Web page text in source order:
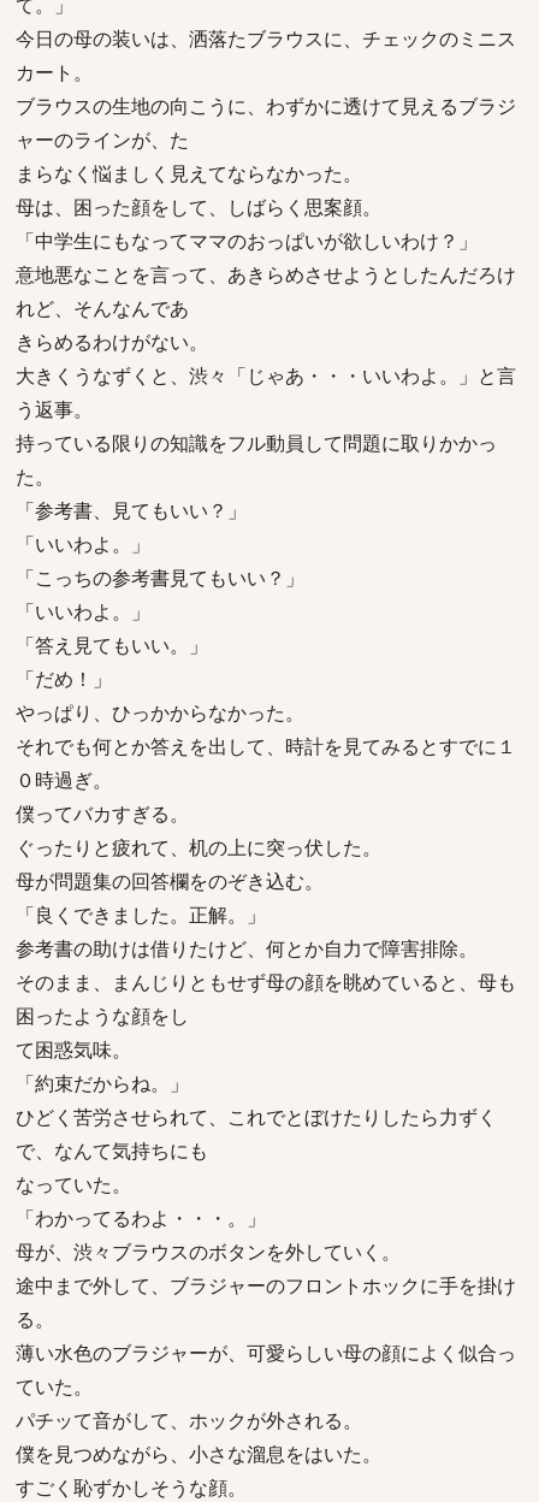
今日の母の装いは、洒落たブラウスに、チェックのミニス
カート。
ブラウスの生地の向こうに、わずかに透けて見えるブラジ
ャーのラインが、た
まらなく悩ましく見えてならなかった。
母は、困った顔をして、しばらく思案顔。
「中学生にもなってママのおっぱいが欲しいわけ？」
意地悪なことを言って、あきらめさせようとしたんだろけ
れど、そんなんであ
きらめるわけがない。
大きくうなずくと、渋々「じゃあ・・・いいわよ。」と言
う返事。
持っている限りの知識をフル動員して問題に取りかかっ
た。
「参考書、見てもいい？」
「いいわよ。」
「こっちの参考書見てもいい？」
「いいわよ。」
「答え見てもいい。」
「だめ！」
やっぱり、ひっかからなかった。
それでも何とか答えを出して、時計を見てみるとすでに１
０時過ぎ。
僕ってバカすぎる。
ぐったりと疲れて、机の上に突っ伏した。
母が問題集の回答欄をのぞき込む。
「良くできました。正解。」
参考書の助けは借りたけど、何とか自力で障害排除。
そのまま、まんじりともせず母の顔を眺めていると、母も
困ったような顔をし
て困惑気味。
「約束だからね。」
ひどく苦労させられて、これでとぼけたりしたら力ずく
で、なんて気持ちにも
なっていた。
「わかってるわよ・・・。」
母が、渋々ブラウスのボタンを外していく。
途中まで外して、ブラジャーのフロントホックに手を掛け
る。
薄い水色のブラジャーが、可愛らしい母の顔によく似合っ
ていた。
パチッて音がして、ホックが外される。
僕を見つめながら、小さな溜息をはいた。
すごく恥ずかしそうな顔。